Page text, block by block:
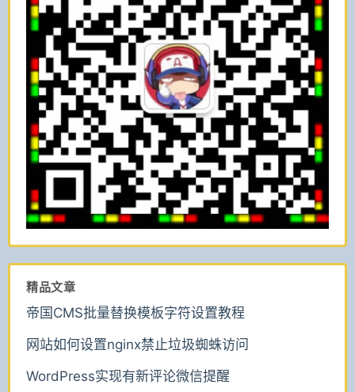
精品文章
帝国CMS批量替换模板字符设置教程
网站如何设置nginx禁止垃圾蜘蛛访问
WordPress实现有新评论微信提醒